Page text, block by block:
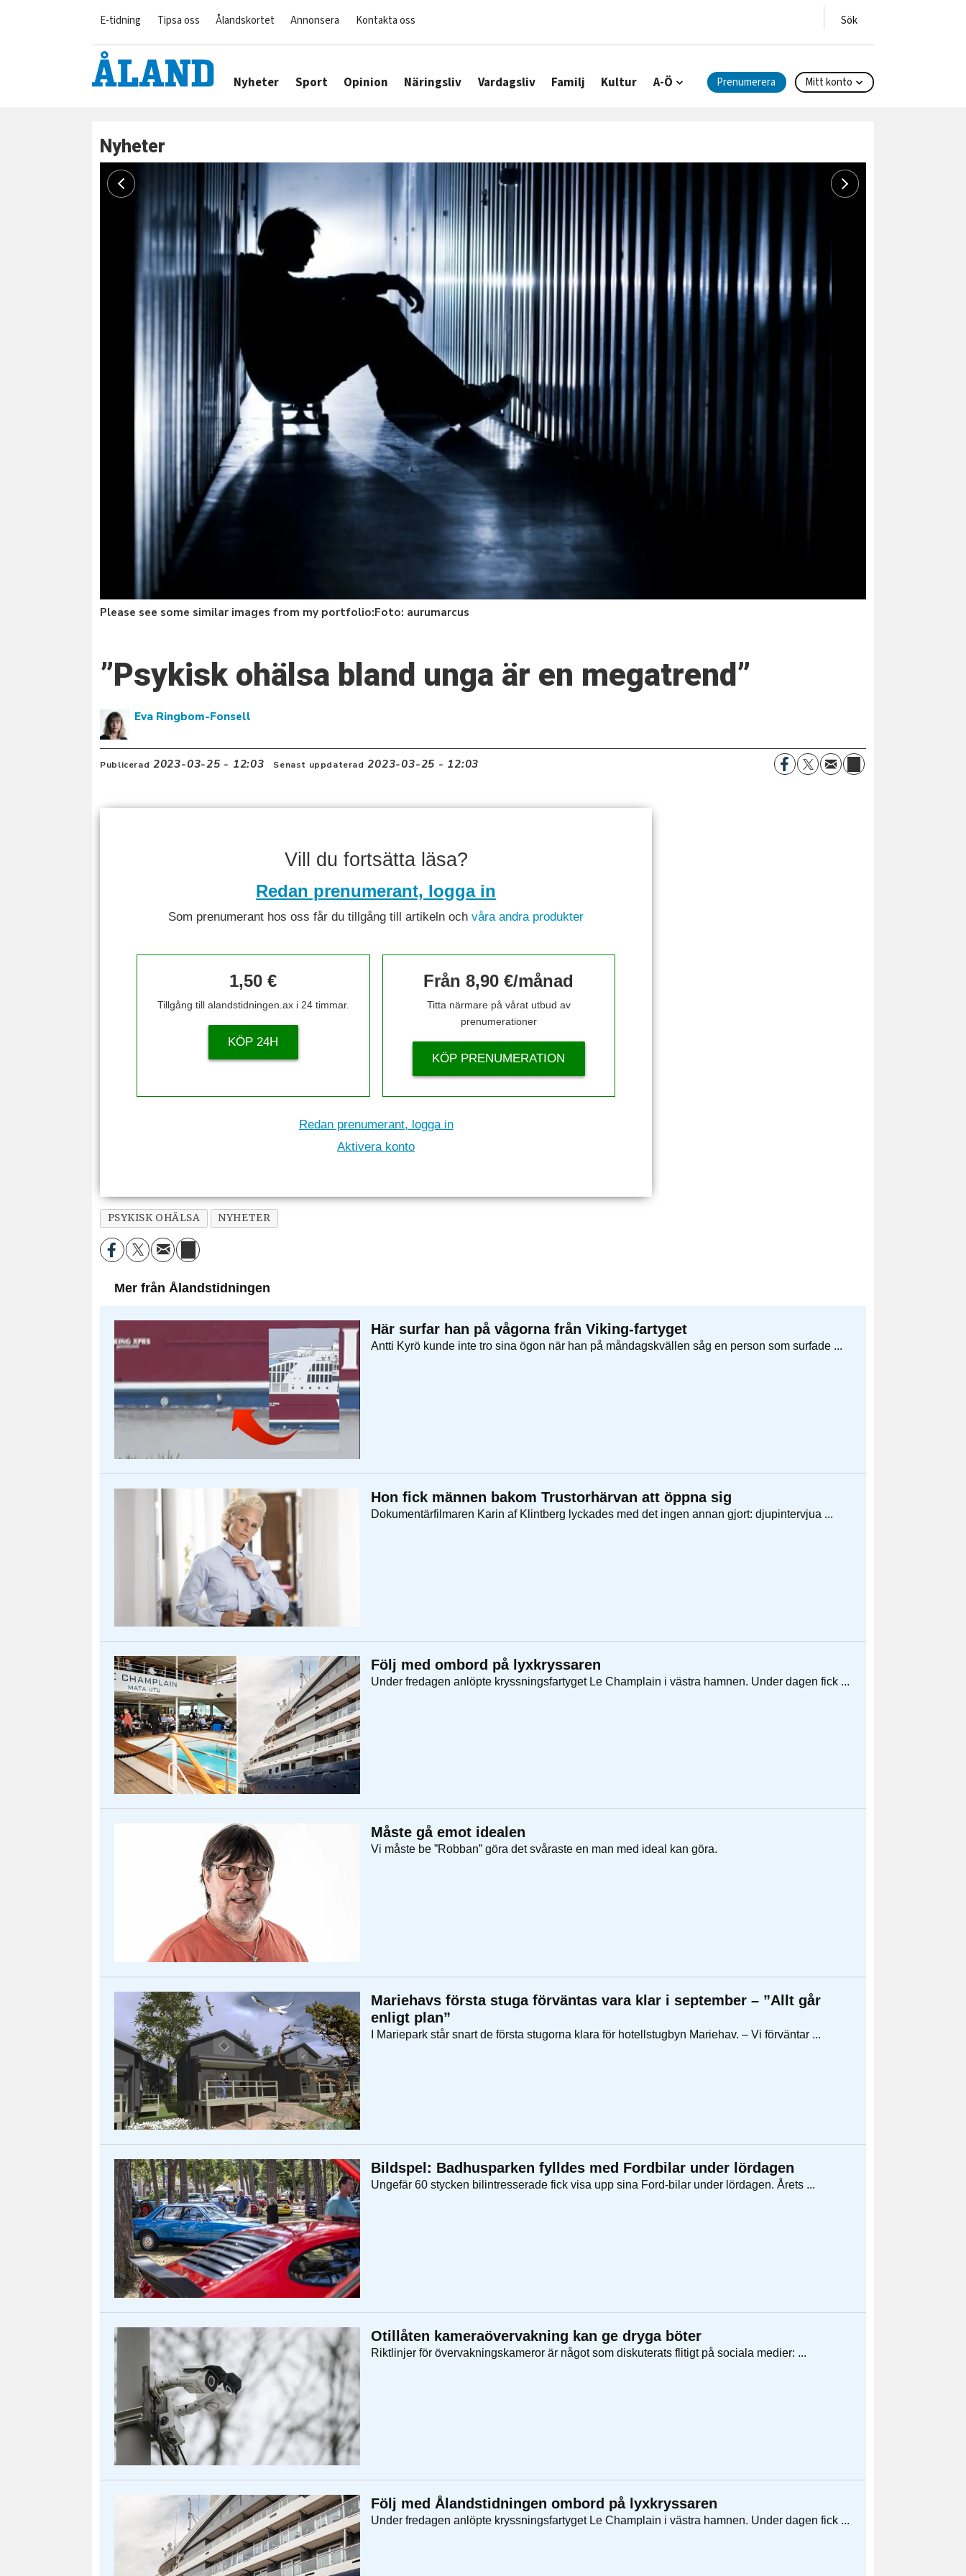
E-tidning Tipsa oss Ålandskortet Annonsera Kontakta oss
Nyheter Sport Opinion Näringsliv Vardagsliv Familj Kultur A-Ö Prenumerera Mitt konto
Nyheter
Please see some similar images from my portfolio:Foto: aurumarcus
”Psykisk ohälsa bland unga är en megatrend”
Eva Ringbom-Fonsell
Publicerad 2023-03-25 - 12:03 Senast uppdaterad 2023-03-25 - 12:03
Vill du fortsätta läsa?
Redan prenumerant, logga in
Som prenumerant hos oss får du tillgång till artikeln ochvåra andra produkter
1,50 €
Tillgång till alandstidningen.ax i 24 timmar.
KÖP 24H
Från 8,90 €/månad
Titta närmare på vårat utbud av
prenumerationer
KÖP PRENUMERATION
Redan prenumerant, logga in
Aktivera konto
PSYKISK OHÄLSA NYHETER